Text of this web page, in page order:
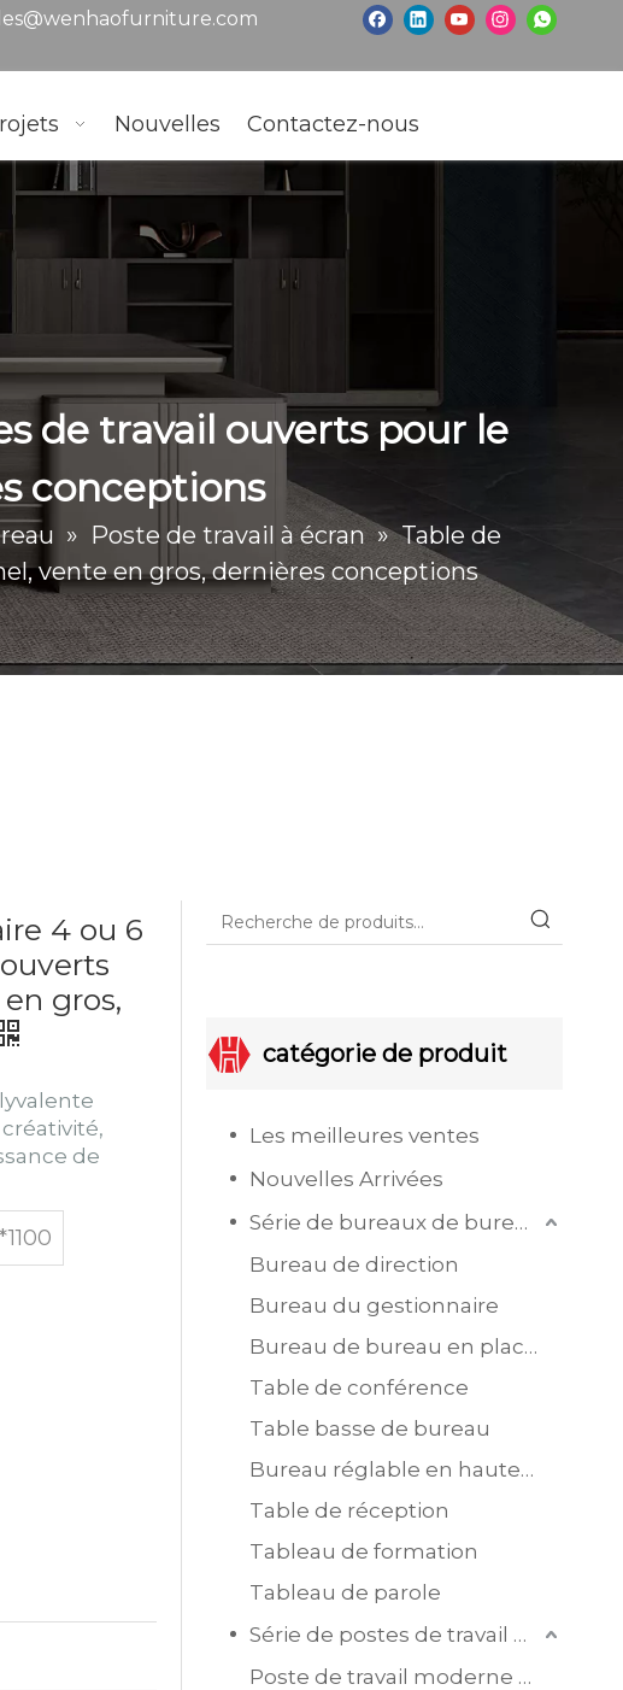
Nouvelles Contactez-nous
de travail ouverts pour le
conceptions
» Poste de travail à écran » Table de
vente en gros, dernières conceptions
4 ou 6
gros,
de
catégorie de produit
Les meilleures ventes
Nouvelles Arrivées
Série de bureaux de bureau
Bureau de direction
Bureau du gestionnaire
Bureau de bureau en placage MDF
Table de conférence
Table basse de bureau
Bureau réglable en hauteur
Table de réception
Tableau de formation
Tableau de parole
Série de postes de travail de bureau
Poste de travail moderne en mélamine